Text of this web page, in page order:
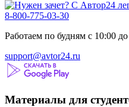
8-800-775-03-30
Работаем по будням с 10:00
support@avtor24.ru
Материалы для